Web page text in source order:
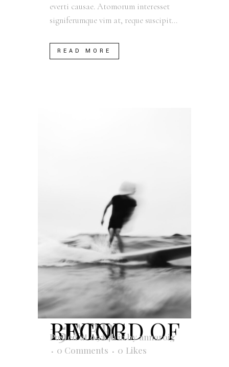
everti causae. Atomorum interesset
signiferumque vim at, reque suscipit...
READ MORE
15 ABR
RECORD OF LIVING
Posted at 09:14hinbyannaroig
0 Comments
0 Likes